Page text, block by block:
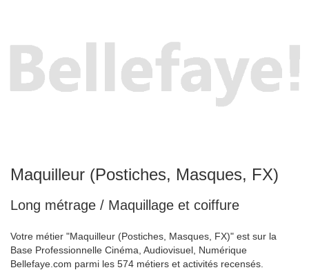
Maquilleur (Postiches, Masques, FX)
Long métrage / Maquillage et coiffure
Votre métier "Maquilleur (Postiches, Masques, FX)" est sur la
Base Professionnelle Cinéma, Audiovisuel, Numérique
Bellefaye.com parmi les 574 métiers et activités recensés.